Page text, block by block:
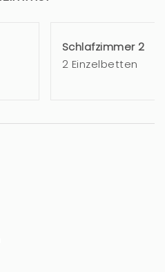
Schlafzimmer 2
2 Einzelbetten